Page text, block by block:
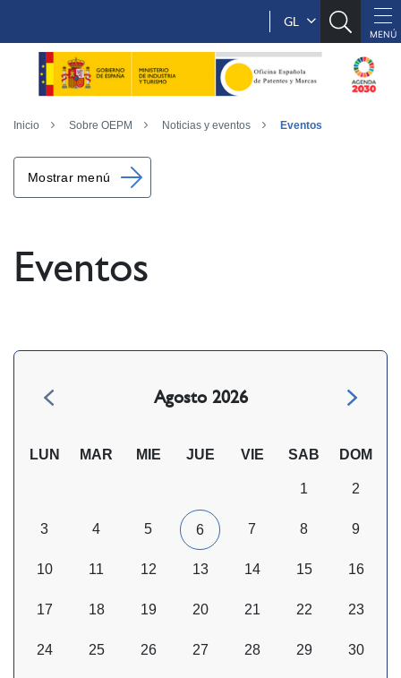
GL
Inicio Sobre OEPM Noticias y eventos Eventos
Mostrar menú
Eventos
Agosto 2026
LUN MAR MIE JUE VIE SAB DOM
1 2
3 4 5 6 7 8 9
10 11 12 13 14 15 16
17 18 19 20 21 22 23
24 25 26 27 28 29 30